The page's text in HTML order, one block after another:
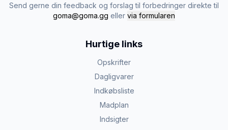
Send gerne din feedback og forslag til forbedringer direkte til
goma@goma.gg eller via formularen
Hurtige links
Opskrifter
Dagligvarer
Indkøbsliste
Madplan
Indsigter